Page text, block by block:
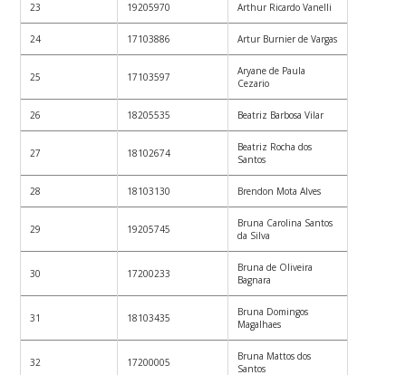
23 19205970 Arthur Ricardo Vanelli
24 17103886 Artur Burnier de Vargas
25 17103597
Aryane de Paula
Cezario
26 18205535 Beatriz Barbosa Vilar
27 18102674
Beatriz Rocha dos
Santos
28 18103130 Brendon Mota Alves
29 19205745
Bruna Carolina Santos
da Silva
30 17200233
Bruna de Oliveira
Bagnara
31 18103435
Bruna Domingos
Magalhaes
32 17200005
Bruna Mattos dos
Santos